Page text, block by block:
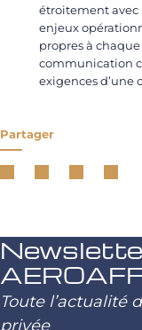
étroitement avec
enjeux
propres à
communication
exigences
Partager
Toute l’actualité
privée